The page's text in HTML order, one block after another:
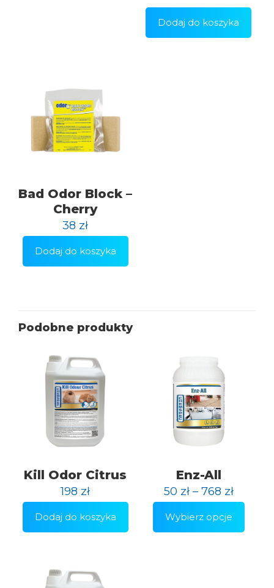
Dodaj do koszyka
Bad Odor Block –
Cherry
38 zł
Dodaj do koszyka
Podobne produkty
Kill Odor Citrus
198 zł
Dodaj do koszyka
Enz-All
50 zł– 768 zł
Wybierz opcje
produkt